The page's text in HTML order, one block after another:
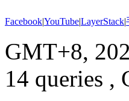
Facebook|YouTube|LayerStack|
GMT+8,
14 queries ,